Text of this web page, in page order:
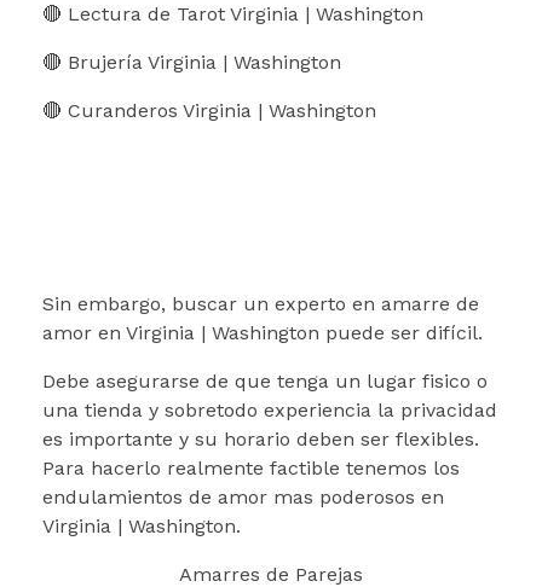
🔴 Lectura de Tarot Virginia | Washington
🔴 Brujería Virginia | Washington
🔴 Curanderos Virginia | Washington
Sin embargo, buscar un experto en amarre de
amor en Virginia | Washington puede ser difícil.
Debe asegurarse de que tenga un lugar fisico o
una tienda y sobretodo experiencia la privacidad
es importante y su horario deben ser flexibles.
Para hacerlo realmente factible tenemos los
endulamientos de amor mas poderosos en
Virginia | Washington.
Amarres de Parejas